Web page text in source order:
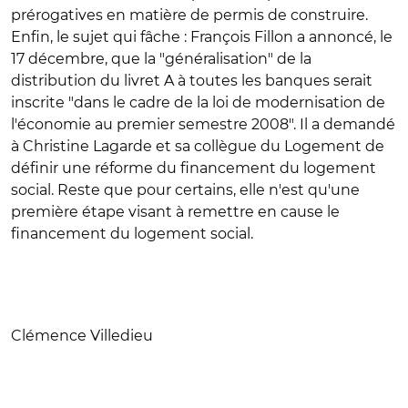
prérogatives en matière de permis de construire.
Enfin, le sujet qui fâche : François Fillon a annoncé, le
17 décembre, que la "généralisation" de la
distribution du livret A à toutes les banques serait
inscrite "dans le cadre de la loi de modernisation de
l'économie au premier semestre 2008". Il a demandé
à Christine Lagarde et sa collègue du Logement de
définir une réforme du financement du logement
social. Reste que pour certains, elle n'est qu'une
première étape visant à remettre en cause le
financement du logement social.
Clémence Villedieu